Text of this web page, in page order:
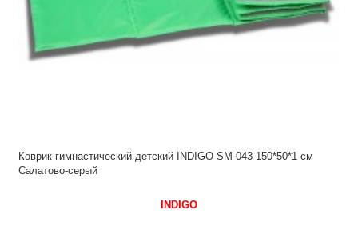
Коврик гимнастический детский INDIGO SM-043 150*50*1 см
Салатово-серый
INDIGO